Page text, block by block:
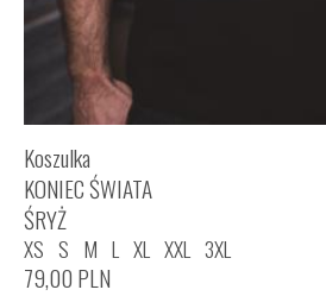
Koszulka
KONIEC ŚWIATA
ŚRYŻ
XS S M L XL XXL 3XL
79,00 PLN